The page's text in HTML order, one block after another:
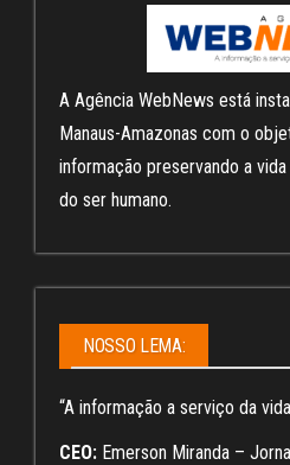
A Agência WebNews está
Manaus-Amazonas com o
informação preservando a
do ser humano.
NOSSO LEMA:
“A informação a serviço da
CEO: Emerson Miranda –